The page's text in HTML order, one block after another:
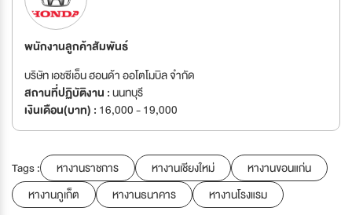
พนักงานลูกค้าสัมพันธ์
บริษัท เอชซีเอ็น ฮอนด้า ออโตโมบิล จำกัด
สถานที่ปฏิบัติงาน :นนทบุรี
เงินเดือน(บาท) : 16,000 - 19,000
Tags : หางานราชการ หางานเชียงใหม่
หางานขอนแก่น
หางานภูเก็ต
หางานธนาคาร หางานโรงแรม